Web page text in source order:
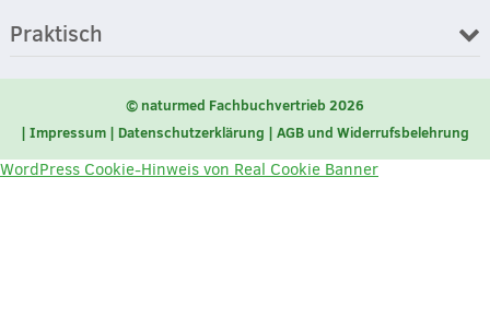
Praktisch
© naturmed Fachbuchvertrieb 2026
Impressum
Datenschutzerklärung AGB und Widerrufsbelehrung
WordPress Cookie-Hinweis von Real Cookie Banner